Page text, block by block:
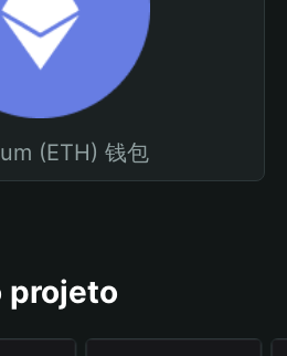
(ETH) 钱包
projeto